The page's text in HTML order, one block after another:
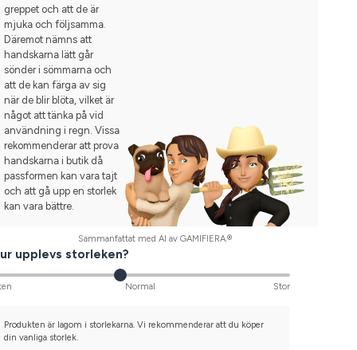
greppet och att de är
mjuka och följsamma.
Däremot nämns att
handskarna lätt går
sönder i sömmarna och
att de kan färga av sig
när de blir blöta, vilket är
något att tänka på vid
användning i regn. Vissa
rekommenderar att prova
handskarna i butik då
passformen kan vara tajt
och att gå upp en storlek
kan vara bättre.
Sammanfattat med AI av GAMIFIERA.®
upplevs storleken?
Normal Stor
Produkten är lagom i storlekarna. Vi rekommenderar att du köper
din vanliga storlek.